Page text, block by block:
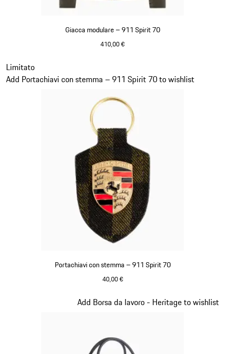
Giacca modulare – 911 Spirit 70
410,00 €
Portachiavi con stemma – 911 Spirit 70
40,00 €
Limitato
Add Portachiavi con stemma – 911 Spirit 70 to wishlist
Diapositiva 7 di 20
Add Borsa da lavoro - Heritage to wishlist